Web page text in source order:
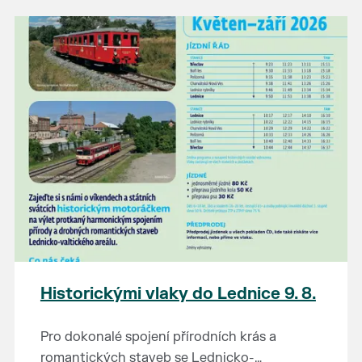
Prodejce prosíme tradičně o příchod 30
minut před začátkem, aby si vše na
prodejních místech stihli přichystat. Pokud
plánujete přijít a chcete rezervovat prodejní
místo, potvrďte prosím účast přes email
petr.vlasak@breclav.eu nebo zde v události,
ať víme, s kolika lidmi máme počítat. Počet
prodejních míst je omezen.
Těšíme se jako vždy!
Historickými vlaky do Lednice 9. 8.
Pro dokonalé spojení přírodních krás a
romantických staveb se Lednicko-